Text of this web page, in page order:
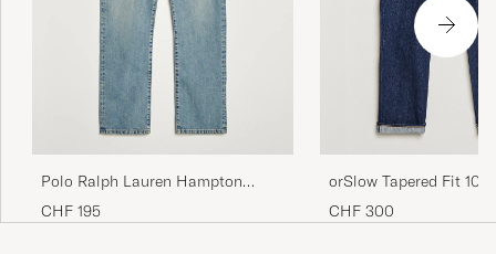
Polo Ralph Lauren Hampton
Straight Fit Low Str Jeans Dixon
Street
CHF 195
orSlow Tapered Fit 107
Jeans One Wash
CHF 300